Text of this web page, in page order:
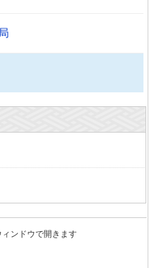
ンドウで開きます